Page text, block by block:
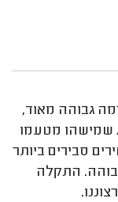
גבוהה מאוד,
שמישהו מטעמו
סבירים ביותר
התקלה